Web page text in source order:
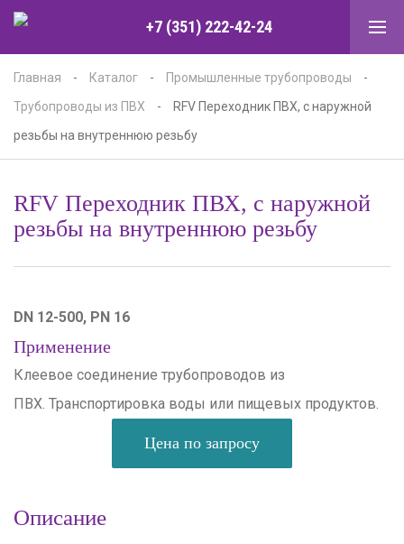
+7 (351) 222-42-24
Главная - Каталог - Промышленные трубопроводы
-
Трубопроводы из ПВХ
-
RFV Переходник ПВХ, с наружной
резьбы на внутреннюю резьбу
RFV Переходник ПВХ, с наружной
резьбы на внутреннюю резьбу
DN 12-500, PN 16
Применение
Клеевое соединение трубопроводов из
ПВХ. Транспортировка воды или пищевых продуктов.
Цена по запросу
Описание